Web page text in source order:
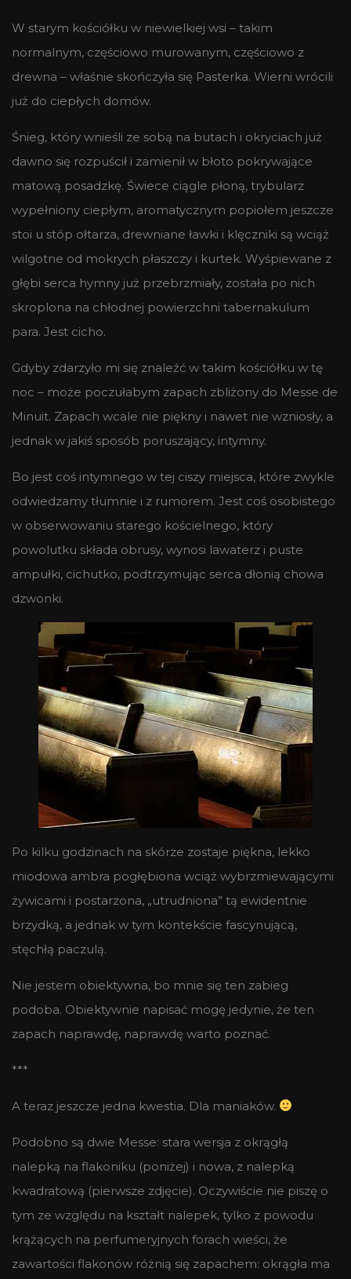
W starym kościółku w niewielkiej wsi – takim
normalnym, częściowo murowanym, częściowo z
drewna – właśnie skończyła się Pasterka. Wierni wrócili
już do ciepłych domów.
Śnieg, który wnieśli ze sobą na butach i okryciach już
dawno się rozpuścił i zamienił w błoto pokrywające
matową posadzkę. Świece ciągle płoną, trybularz
wypełniony ciepłym, aromatycznym popiołem jeszcze
stoi u stóp ołtarza, drewniane ławki i klęczniki są wciąż
wilgotne od mokrych płaszczy i kurtek. Wyśpiewane z
głębi serca hymny już przebrzmiały, została po nich
skroplona na chłodnej powierzchni tabernakulum
para. Jest cicho.
Gdyby zdarzyło mi się znaleźć w takim kościółku w tę
noc – może poczułabym zapach zbliżony do Messe de
Minuit. Zapach wcale nie piękny i nawet nie wzniosły, a
jednak w jakiś sposób poruszający, intymny.
Bo jest coś intymnego w tej ciszy miejsca, które zwykle
odwiedzamy tłumnie i z rumorem. Jest coś osobistego
w obserwowaniu starego kościelnego, który
powolutku składa obrusy, wynosi lawaterz i puste
ampułki, cichutko, podtrzymując serca dłonią chowa
dzwonki.
Po kilku godzinach na skórze zostaje piękna, lekko
miodowa ambra pogłębiona wciąż wybrzmiewającymi
żywicami i postarzona, „utrudniona” tą ewidentnie
brzydką, a jednak w tym kontekście fascynującą,
stęchłą paczulą.
Nie jestem obiektywna, bo mnie się ten zabieg
podoba. Obiektywnie napisać mogę jedynie, że ten
zapach naprawdę, naprawdę warto poznać.
***
A teraz jeszcze jedna kwestia. Dla maniaków.
Podobno są dwie Messe: stara wersja z okrągłą
nalepką na flakoniku (poniżej) i nowa, z nalepką
kwadratową (pierwsze zdjęcie). Oczywiście nie piszę o
tym ze względu na kształt nalepek, tylko z powodu
krążących na perfumeryjnych forach wieści, że
zawartości flakonów różnią się zapachem: okrągła ma